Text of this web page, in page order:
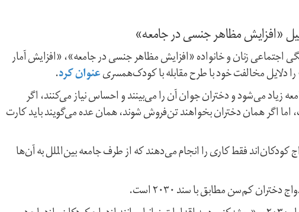
«افزایش مظاهر جنسی در جامعه»
اجتماعی زنان و خانواده «افزایش مظاهر جنسی در جامعه»، «افزایش آمار
دلایل مخالفت خود با طرح مقابله با کودک‌همسریعنوان کرد.
زیاد می‌شود و دختران جوان آن را می‌بینند و احساس نیاز می‌کنند، اگر
اما اگر همان دختران بخواهند تن‌فروش شوند، همان عده می‌گویند باید کارت
کودکان‌اند فقط کاری را انجام می‌دهند که از طرف جامعه بین‌الملل به آن‌ها
کم‌سن مطابق با سند ۲۰۳۰ است.